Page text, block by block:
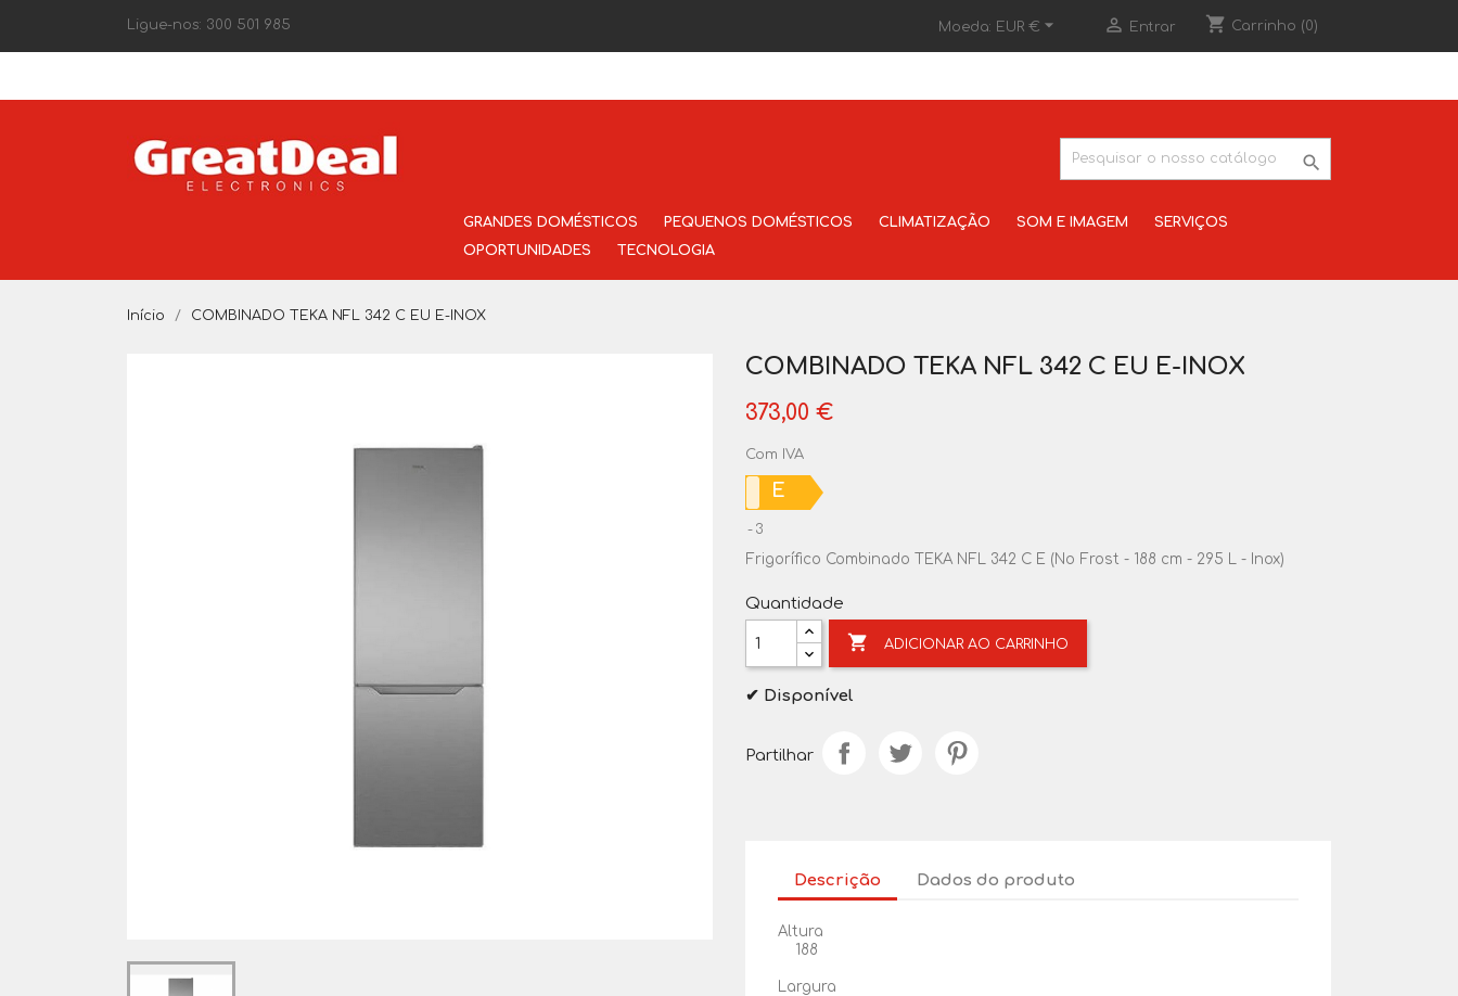
Ligue-nos: 300 501 985 Moeda: EUR €  Entrar shopping_cart Carrinho (0)

GRANDES DOMÉSTICOS PEQUENOS DOMÉSTICOS CLIMATIZAÇÃO SOM E IMAGEM
SERVIÇOS
OPORTUNIDADES
TECNOLOGIA
Início COMBINADO TEKA NFL 342 C EU E-INOX
COMBINADO TEKA NFL 342 C EU E-INOX
373,00 €
Com IVA
E
3
Frigorífico Combinado TEKA NFL 342 C E (No Frost - 188 cm - 295 L - Inox)
Quantidade
 ADICIONAR AO CARRINHO
✔ Disponível
Partilhar
Descrição Dados do produto
Altura
188
Largura